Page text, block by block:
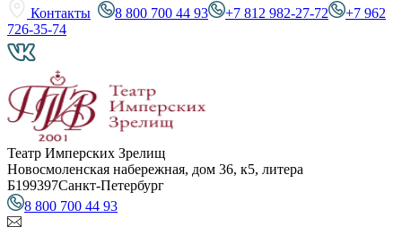
Контакты 8 800 700 44 93 +7 812 982-27-72
+7 962
726-35-74
Театр Имперских Зрелищ
Новосмоленская набережная, дом 36, к5, литера
Б199397Санкт-Петербург
8 800 700 44 93